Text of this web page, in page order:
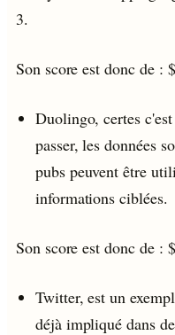
3.
Son score est donc de :
Duolingo, certes
passer, les données
pubs peuvent être
informations ciblées.
Son score est donc de :
Twitter, est un
déjà impliqué dans